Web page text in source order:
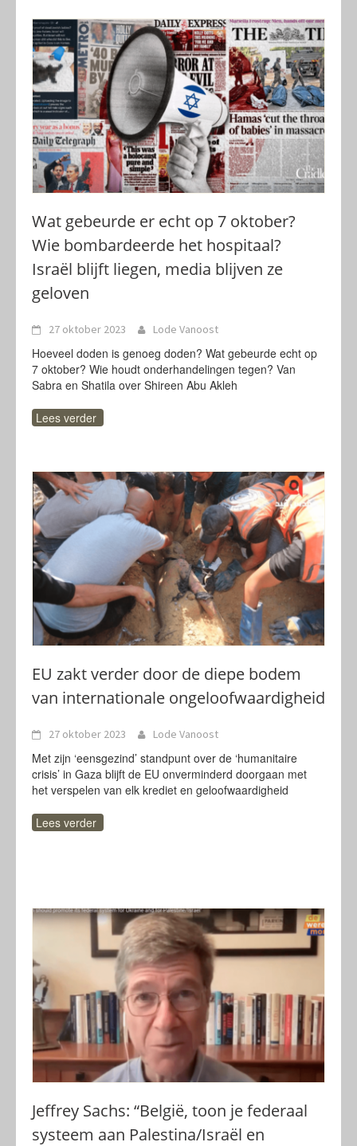
Wat gebeurde er echt op 7 oktober?
Wie bombardeerde het hospitaal?
Israël blijft liegen, media blijven ze
geloven
27 oktober 2023 Lode Vanoost
Hoeveel doden is genoeg doden? Wat gebeurde echt op
7 oktober? Wie houdt onderhandelingen tegen? Van
Sabra en Shatila over Shireen Abu Akleh
Lees verder
EU zakt verder door de diepe bodem
van internationale ongeloofwaardigheid
27 oktober 2023 Lode Vanoost
Met zijn ‘eensgezind’ standpunt over de ‘humanitaire
crisis’ in Gaza blijft de EU onverminderd doorgaan met
het verspelen van elk krediet en geloofwaardigheid
Lees verder
Jeffrey Sachs: “België, toon je federaal
systeem aan Palestina/Israël en